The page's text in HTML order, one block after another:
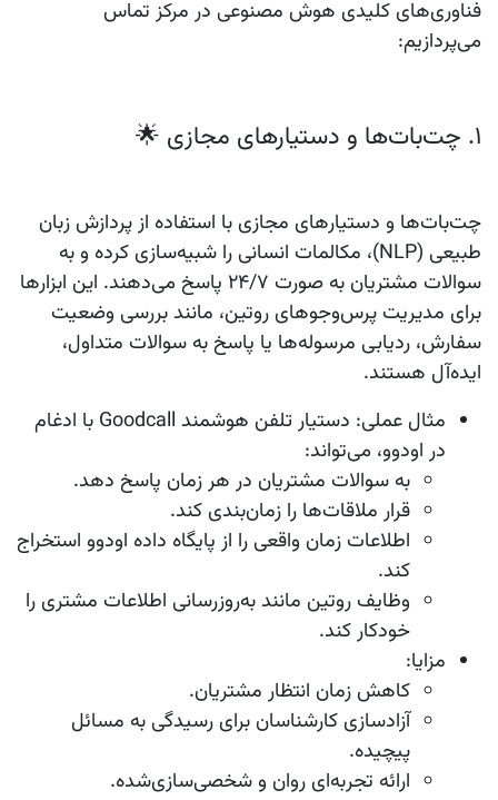
فناوری‌های کلیدی هوش مصنوعی در مرکز تماس
می‌پردازیم:
۱. چت‌بات‌ها و دستیارهای مجازی 🌟
چت‌بات‌ها و دستیارهای مجازی با استفاده از پردازش زبان
طبیعی (NLP)، مکالمات انسانی را شبیه‌سازی کرده و به
سوالات مشتریان به صورت 24/7 پاسخ می‌دهند. این ابزارها
برای مدیریت پرس‌وجوهای روتین، مانند بررسی وضعیت
سفارش، ردیابی مرسوله‌ها یا پاسخ به سوالات متداول،
ایده‌آل هستند.
مثال عملی
: دستیار تلفن هوشمند Goodcall با ادغام
در اودوو، می‌تواند:
به سوالات مشتریان در هر زمان پاسخ دهد.
قرار ملاقات‌ها را زمان‌بندی کند.
اطلاعات زمان واقعی را از پایگاه داده اودوو استخراج
کند.
وظایف روتین مانند به‌روزرسانی اطلاعات مشتری را
خودکار کند.
مزایا:
کاهش زمان انتظار مشتریان.
آزادسازی کارشناسان برای رسیدگی به مسائل
پیچیده.
ارائه تجربه‌ای روان و شخصی‌سازی‌شده.